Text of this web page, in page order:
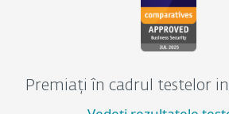
Premiați în cadrul testelor